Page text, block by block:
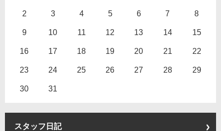
2 3 4 5 6 7 8
9 10 11 12 13 14 15
16 17 18 19 20 21 22
23 24 25 26 27 28 29
30 31
スタッフ日記